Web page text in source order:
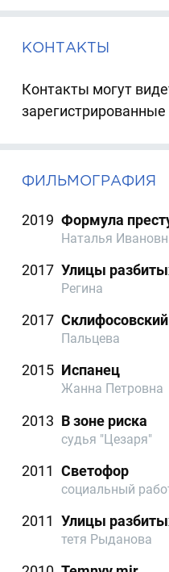
КОНТАКТЫ
Контакты могут
зарегистрированные
ФИЛЬМОГРАФИЯ
2019 Формула
Наталья
2017 Улицы
Регина
2017
Пальцева
2015 Испанец
Жанна Петровна
2013 В зоне риска
судья "Цезаря"
2011 Светофор
социальный
2011 Улицы
тетя Рыданова